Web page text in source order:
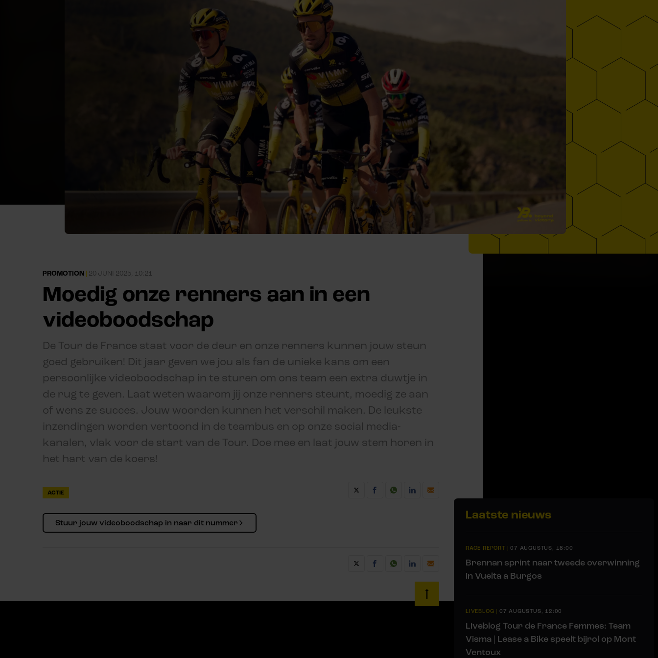
PROMOTION | 20 JUNI 2025, 10:21
Moedig onze renners aan in een
videoboodschap
De Tour de France staat voor de deur en onze renners kunnen jouw steun
goed gebruiken! Dit jaar geven we jou als fan de unieke kans om een
persoonlijke videoboodschap in te sturen om ons team een extra duwtje in
de rug te geven. Laat weten waarom jij onze renners steunt, moedig ze aan
of wens ze succes. Jouw woorden kunnen het verschil maken. De leukste
inzendingen worden vertoond in de teambus en op onze social media-
kanalen, vlak voor de start van de Tour. Doe mee en laat jouw stem horen in
het hart van de koers!
ACTIE
Stuur jouw videoboodschap in naar dit nummer
Laatste nieuws
RACE REPORT |07 AUGUSTUS, 18:00
Brennan sprint naar tweede overwinning
in Vuelta a Burgos
LIVEBLOG | 07 AUGUSTUS, 12:00
Liveblog Tour de France Femmes: Team
Visma | Lease a Bike speelt bijrol op Mont
Ventoux